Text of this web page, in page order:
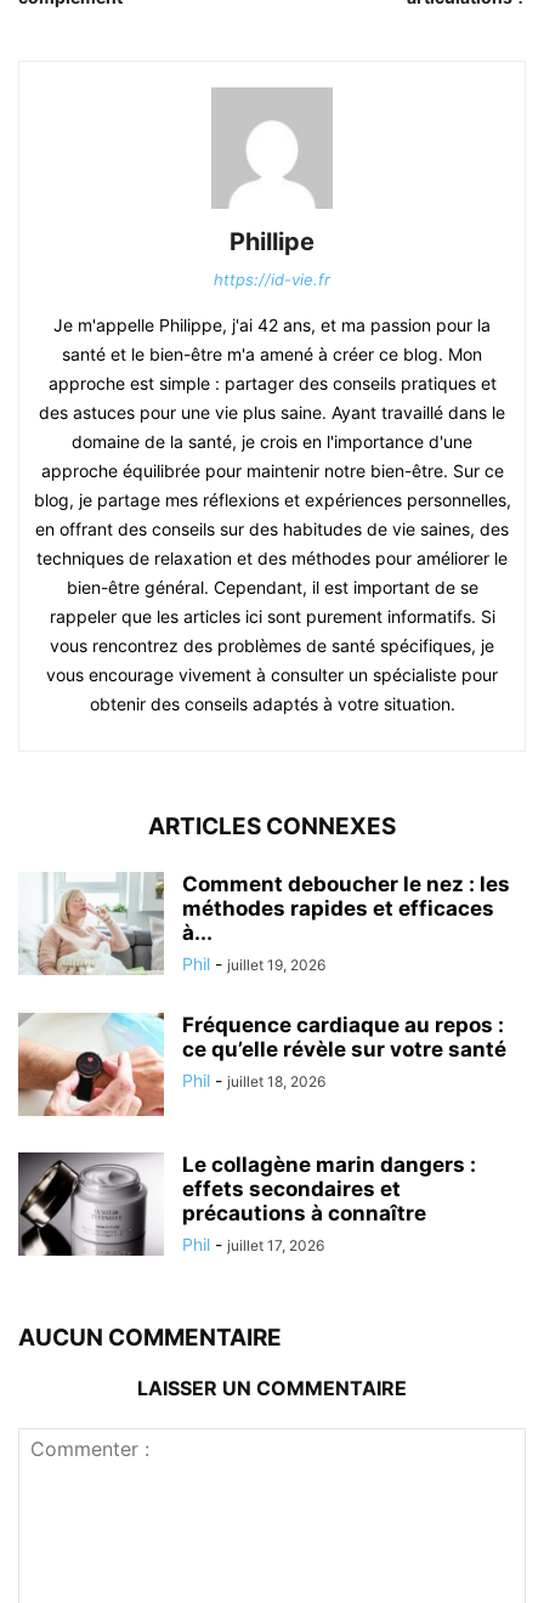
Phillipe
https://id-vie.fr
Je m'appelle Philippe, j'ai 42 ans, et ma passion pour la
santé et le bien-être m'a amené à créer ce blog. Mon
approche est simple : partager des conseils pratiques et
des astuces pour une vie plus saine. Ayant travaillé dans le
domaine de la santé, je crois en l'importance d'une
approche équilibrée pour maintenir notre bien-être. Sur ce
blog, je partage mes réflexions et expériences personnelles,
en offrant des conseils sur des habitudes de vie saines, des
techniques de relaxation et des méthodes pour améliorer le
bien-être général. Cependant, il est important de se
rappeler que les articles ici sont purement informatifs. Si
vous rencontrez des problèmes de santé spécifiques, je
vous encourage vivement à consulter un spécialiste pour
obtenir des conseils adaptés à votre situation.
ARTICLES CONNEXES
Comment deboucher le nez : les
méthodes rapides et efficaces
à...
Phil - juillet 19, 2026
Fréquence cardiaque au repos :
ce qu’elle révèle sur votre santé
Phil - juillet 18, 2026
Le collagène marin dangers :
effets secondaires et
précautions à connaître
Phil - juillet 17, 2026
AUCUN COMMENTAIRE
LAISSER UN COMMENTAIRE